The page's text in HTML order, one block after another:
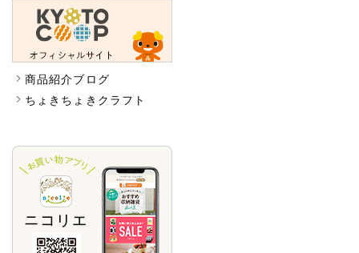
商品紹介ブログ
ちょきちょきクラフト